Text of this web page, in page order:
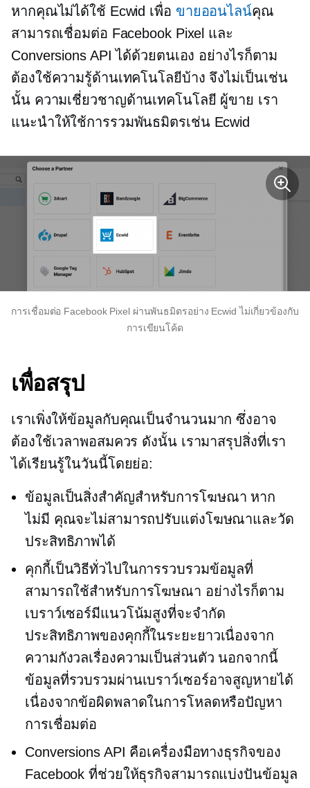
หากคุณไม่ได้ใช้ Ecwid เพื่อ ขายออนไลน์คุณ
สามารถเชื่อมต่อ Facebook Pixel และ
Conversions API ได้ด้วยตนเอง อย่างไรก็ตาม
ต้องใช้ความรู้ด้านเทคโนโลยีบ้าง จึงไม่เป็นเช่น
นั้น ความเชี่ยวชาญด้านเทคโนโลยี ผู้ขาย เรา
แนะนำให้ใช้การรวมพันธมิตรเช่น Ecwid
การเชื่อมต่อ Facebook Pixel ผ่านพันธมิตรอย่าง Ecwid ไม่เกี่ยวข้องกับ
การเขียนโค้ด
เพื่อสรุป
เราเพิ่งให้ข้อมูลกับคุณเป็นจำนวนมาก ซึ่งอาจ
ต้องใช้เวลาพอสมควร ดังนั้น เรามาสรุปสิ่งที่เรา
ได้เรียนรู้ในวันนี้โดยย่อ:
ข้อมูลเป็นสิ่งสำคัญสำหรับการโฆษณา หาก
ไม่มี คุณจะไม่สามารถปรับแต่งโฆษณาและวัด
ประสิทธิภาพได้
คุกกี้เป็นวิธีทั่วไปในการรวบรวมข้อมูลที่
สามารถใช้สำหรับการโฆษณา อย่างไรก็ตาม
เบราว์เซอร์มีแนวโน้มสูงที่จะจำกัด
ประสิทธิภาพของคุกกี้ในระยะยาวเนื่องจาก
ความกังวลเรื่องความเป็นส่วนตัว นอกจากนี้
ข้อมูลที่รวบรวมผ่านเบราว์เซอร์อาจสูญหายได้
เนื่องจากข้อผิดพลาดในการโหลดหรือปัญหา
การเชื่อมต่อ
Conversions API คือเครื่องมือทางธุรกิจของ
Facebook ที่ช่วยให้ธุรกิจสามารถแบ่งปันข้อมูล